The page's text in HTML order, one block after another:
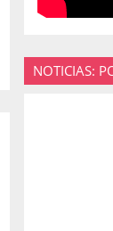
NOTICIAS: